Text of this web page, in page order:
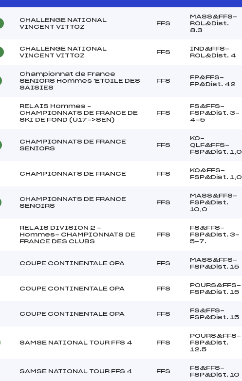
CHALLENGE NATIONAL
VINCENT VITTOZ
FFS
MASS&FFS-
ROL&Dist.
8.3
CHALLENGE NATIONAL
VINCENT VITTOZ
FFS
IND&FFS-
ROL&Dist. 4
Championnat de France
SENIORS Hommes 'ETOILE DES
SAISIES
FFS
FP&FFS-
FP&Dist. 42
RELAIS Hommes –
CHAMPIONNATS DE FRANCE DE
SKI DE FOND (U17->SEN)
FFS
FS&FFS-
FSP&Dist. 3-
4-5
CHAMPIONNATS DE FRANCE
SENIORS
FFS
KO-
QLF&FFS-
FSP&Dist. 1,0
CHAMPIONNATS DE FRANCE FFS
KO&FFS-
FSP&Dist. 1,0
CHAMPIONNATS DE FRANCE
SENOIRS
FFS
MASS&FFS-
FSP&Dist.
10,0
RELAIS DIVISION 2 -
Hommes- CHAMPIONNATS DE
FRANCE DES CLUBS
FFS
FS&FFS-
FSP&Dist. 3-
5-7.
COUPE CONTINENTALE OPA FFS
MASS&FFS-
FSP&Dist. 15
COUPE CONTINENTALE OPA FFS
POURS&FFS-
FSP&Dist. 15
COUPE CONTINENTALE OPA FFS
FS&FFS-
FSP&Dist. 15
SAMSE NATIONAL TOUR FFS 4 FFS
POURS&FFS-
FSP&Dist.
12.5
SAMSE NATIONAL TOUR FFS 4 FFS
FS&FFS-
FSP&Dist. 10